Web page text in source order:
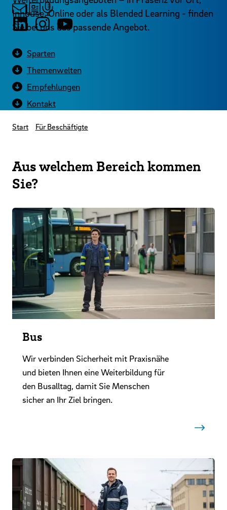
Inhouse, Online oder als Blended Learning - finden
Sie bei uns das passende Angebot.
Sparten
Themenwelten
Empfehlungen
Kontakt
Start Für Beschäftigte
Aus welchem Bereich kommen
Sie?
Bus
Wir verbinden Sicherheit mit Praxisnähe
und bieten Ihnen eine Weiterbildung für
den Busalltag, damit Sie Menschen
sicher an Ihr Ziel bringen.